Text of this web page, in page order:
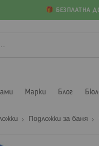
БЕЗПЛАТНА
Марки Блог
Подложки за баня